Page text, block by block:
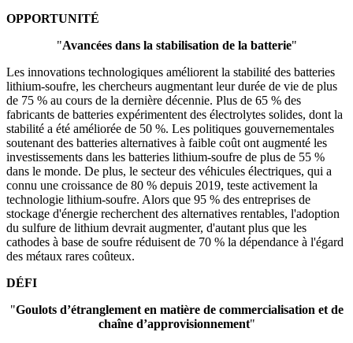
OPPORTUNITÉ
"Avancées dans la stabilisation de la batterie"
Les innovations technologiques améliorent la stabilité des batteries
lithium-soufre, les chercheurs augmentant leur durée de vie de plus
de 75 % au cours de la dernière décennie. Plus de 65 % des
fabricants de batteries expérimentent des électrolytes solides, dont la
stabilité a été améliorée de 50 %. Les politiques gouvernementales
soutenant des batteries alternatives à faible coût ont augmenté les
investissements dans les batteries lithium-soufre de plus de 55 %
dans le monde. De plus, le secteur des véhicules électriques, qui a
connu une croissance de 80 % depuis 2019, teste activement la
technologie lithium-soufre. Alors que 95 % des entreprises de
stockage d'énergie recherchent des alternatives rentables, l'adoption
du sulfure de lithium devrait augmenter, d'autant plus que les
cathodes à base de soufre réduisent de 70 % la dépendance à l'égard
des métaux rares coûteux.
DÉFI
"Goulots d’étranglement en matière de commercialisation et de
chaîne d’approvisionnement"